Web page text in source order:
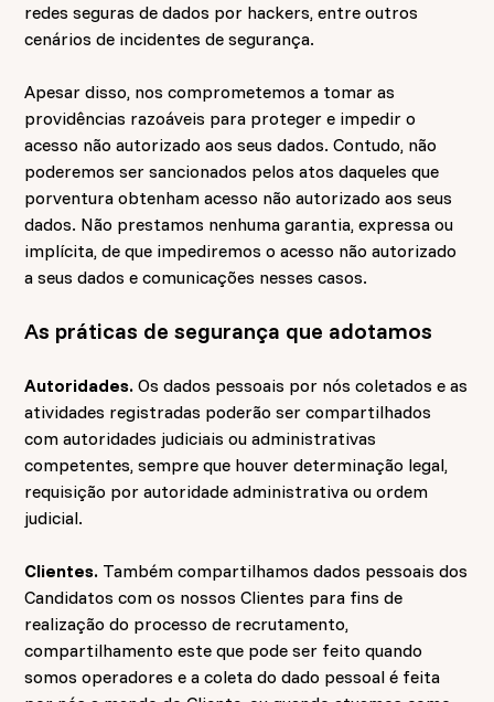
redes seguras de dados por hackers, entre outros
cenários de incidentes de segurança.
Apesar disso, nos comprometemos a tomar as
providências razoáveis para proteger e impedir o
acesso não autorizado aos seus dados. Contudo, não
poderemos ser sancionados pelos atos daqueles que
porventura obtenham acesso não autorizado aos seus
dados. Não prestamos nenhuma garantia, expressa ou
implícita, de que impediremos o acesso não autorizado
a seus dados e comunicações nesses casos.
As práticas de segurança que adotamos
Autoridades.Os dados pessoais por nós coletados e as
atividades registradas poderão ser compartilhados
com autoridades judiciais ou administrativas
competentes, sempre que houver determinação legal,
requisição por autoridade administrativa ou ordem
judicial.
Clientes. Também compartilhamos dados pessoais dos
Candidatos com os nossos Clientes para fins de
realização do processo de recrutamento,
compartilhamento este que pode ser feito quando
somos operadores e a coleta do dado pessoal é feita